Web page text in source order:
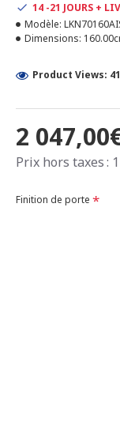
2
Prix hors taxes :
14 -21 JOURS +
Modèle:
Dimensions:
Product Views:
Finition de porte